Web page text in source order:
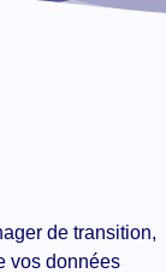
de transition,
vos données